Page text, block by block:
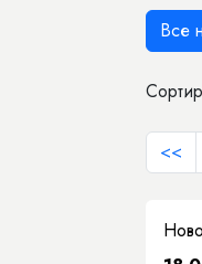
Все
<<